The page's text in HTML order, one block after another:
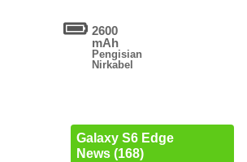
2600
mAh
Pengisian
Nirkabel
Galaxy S6 Edge
News (168)